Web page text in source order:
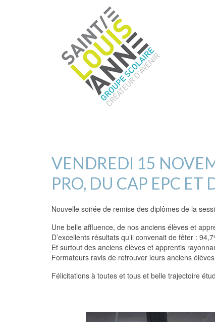
VENDREDI 15
PRO, DU CAP EPC ET
Nouvelle soirée de remise des diplômes de la
Une belle affluence, de nos anciens élèves et
D’excellents résultats qu’il convenait de fêter :
Et surtout des anciens élèves et apprentis
Formateurs ravis de retrouver leurs anciens
Félicitations à toutes et tous et belle trajectoire